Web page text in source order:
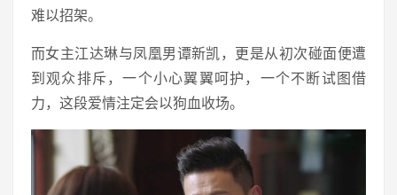
难以招架。
而女主江达琳与凤凰男谭新凯，更是从初次碰面便遭
到观众排斥，一个小心翼翼呵护，一个不断试图借
力，这段爱情注定会以狗血收场。